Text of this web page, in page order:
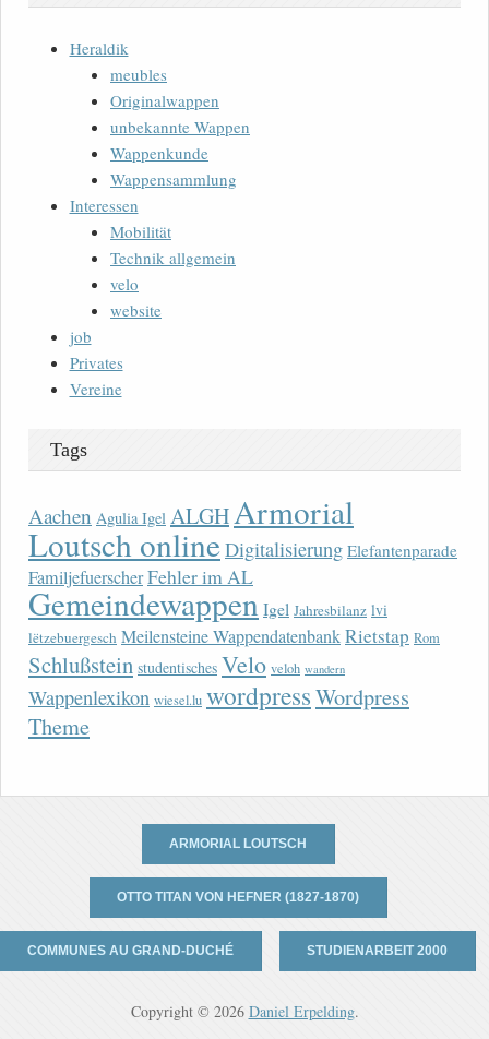
Heraldik
meubles
Originalwappen
unbekannte Wappen
Wappenkunde
Wappensammlung
Interessen
Mobilität
Technik allgemein
velo
website
job
Privates
Vereine
Tags
Aachen Agulia Igel ALGHArmorial
Loutsch onlineDigitalisierung Elefantenparade
FamiljefuerscherFehler im AL
Gemeindewappen Igel Jahresbilanz lvi
lëtzebuergesch Meilensteine WappendatenbankRietstap Rom
Schlußstein studentisches Velo veloh wandern
Wappenlexikon wiesel.lu wordpressWordpress
Theme
ARMORIAL LOUTSCH
OTTO TITAN VON HEFNER (1827-1870)
COMMUNES AU GRAND-DUCHÉ STUDIENARBEIT 2000
Copyright © 2026 Daniel Erpelding.